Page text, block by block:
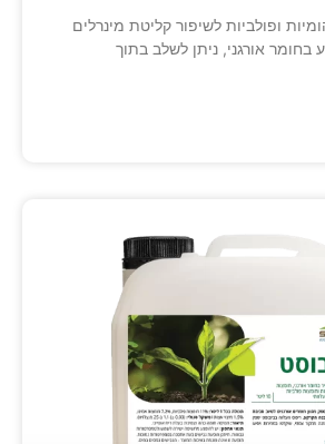
ופולביות לשיפור קליטת מינרלים
אורגני, ניתן לשלב בתוך